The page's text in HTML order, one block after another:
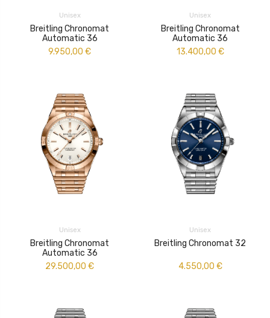
Unisex
Breitling Chronomat
Automatic 36
9.950,00 €
Unisex
Breitling Chronomat
Automatic 36
13.400,00 €
Unisex
Breitling Chronomat
Automatic 36
29.500,00 €
Unisex
Breitling Chronomat 32
4.550,00 €